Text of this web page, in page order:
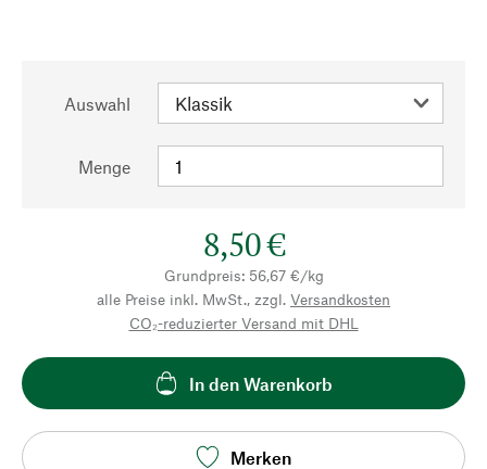
Auswahl
Menge
8,50 €
Grundpreis: 56,67 €/kg
alle Preise inkl. MwSt., zzgl. Versandkosten
CO₂-reduzierter Versand mit DHL
In den Warenkorb
Merken